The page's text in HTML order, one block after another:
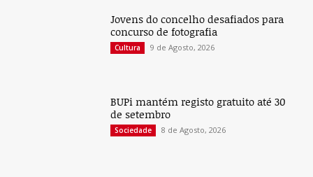
Jovens do concelho desafiados para
concurso de fotografia
Cultura 9 de Agosto, 2026
BUPi mantém registo gratuito até 30
de setembro
Sociedade 8 de Agosto, 2026